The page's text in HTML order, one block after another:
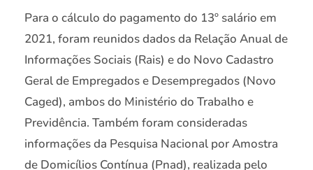
Para o cálculo do pagamento do 13º salário em
2021, foram reunidos dados da Relação Anual de
Informações Sociais (Rais) e do Novo Cadastro
Geral de Empregados e Desempregados (Novo
Caged), ambos do Ministério do Trabalho e
Previdência. Também foram consideradas
informações da Pesquisa Nacional por Amostra
de Domicílios Contínua (Pnad), realizada pelo